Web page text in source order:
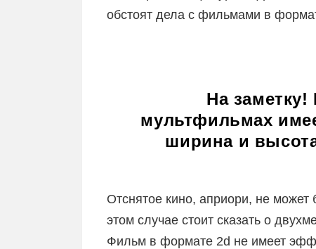
обстоят дела с фильмами в
На заметку!
мультфильмах
ширина и
Отснятое кино, априори, не
этом случае стоит сказать о
Фильм в формате 2d не имеет